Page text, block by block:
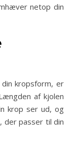
netop din
kropsform, er
af kjolen
krop ser ud, og
passer til din